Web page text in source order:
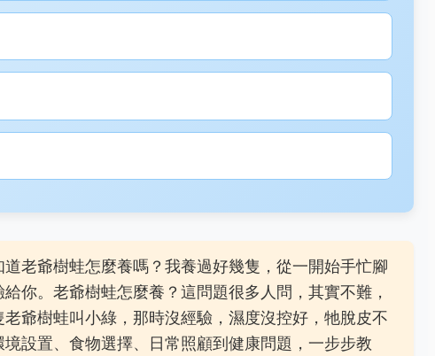
老爺樹蛙怎麼養嗎？我養過好幾隻，從一開始手忙腳
你。老爺樹蛙怎麼養？這問題很多人問，其實不難，
爺樹蛙叫小綠，那時沒經驗，濕度沒控好，牠脫皮不
設置、食物選擇、日常照顧到健康問題，一步步教